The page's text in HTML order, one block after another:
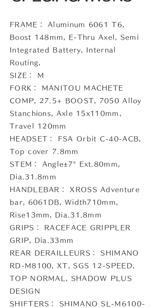
FRAME： Aluminum 6061 T6,
Boost 148mm, E-Thru Axel, Semi
Integrated Battery, Internal
Routing,
SIZE： M
FORK： MANITOU MACHETE
COMP, 27.5+ BOOST, 7050 Alloy
Stanchions, Axle 15x110mm,
Travel 120mm
HEADSET： FSA Orbit C-40-ACB,
Top cover 7.8mm
STEM： Angle±7° Ext.80mm,
Dia.31.8mm
HANDLEBAR： XROSS Adventure
bar, 6061DB, Width710mm,
Rise13mm, Dia.31.8mm
GRIPS： RACEFACE GRIPPLER
GRIP, Dia.33mm
REAR DERAILLEURS： SHIMANO
RD-M8100, XT, SGS 12-SPEED,
TOP NORMAL, SHADOW PLUS
DESIGN
SHIFTERS： SHIMANO SL-M6100-